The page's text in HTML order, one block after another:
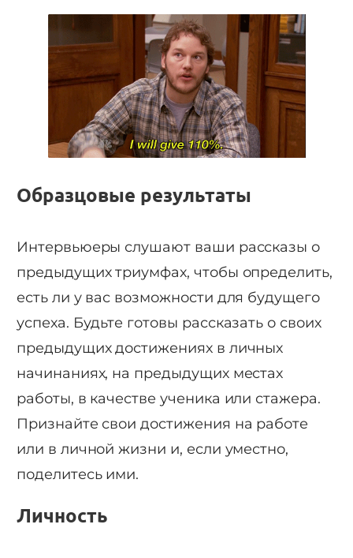
Образцовые результаты
Интервьюеры слушают ваши рассказы о
предыдущих триумфах, чтобы определить,
есть ли у вас возможности для будущего
успеха. Будьте готовы рассказать о своих
предыдущих достижениях в личных
начинаниях, на предыдущих местах
работы, в качестве ученика или стажера.
Признайте свои достижения на работе
или в личной жизни и, если уместно,
поделитесь ими.
Личность